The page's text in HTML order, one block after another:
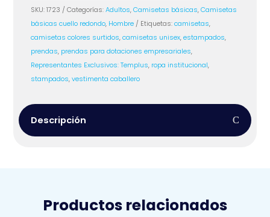
SKU:1723 Categorías:Adultos,Camisetas básicas,Camisetas
básicas cuello redondo, Hombre Etiquetas:camisetas,
camisetas colores surtidos,camisetas unisex,estampados,
prendas, prendas para dotaciones empresariales,
Representantes Exclusivos: Templus, ropa institucional,
stampados,vestimenta caballero
Descripción
Productos relacionados